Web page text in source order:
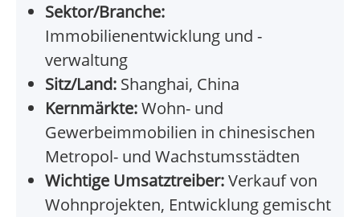
Sektor/Branche:
Immobilienentwicklung und -
verwaltung
Sitz/Land: Shanghai, China
Kernmärkte:Wohn- und
Gewerbeimmobilien in chinesischen
Metropol- und Wachstumsstädten
Wichtige Umsatztreiber:Verkauf von
Wohnprojekten, Entwicklung gemischt